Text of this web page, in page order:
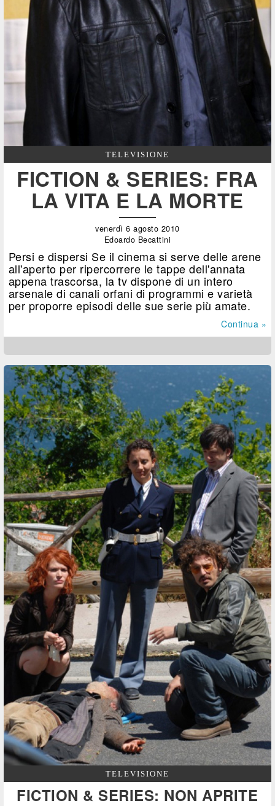
TELEVISIONE
FICTION & SERIES: FRA
LA VITA E LA MORTE
venerdì 6 agosto 2010
Edoardo Becattini
Persi e dispersi Se il cinema si serve delle arene
all'aperto per ripercorrere le tappe dell'annata
appena trascorsa, la tv dispone di un intero
arsenale di canali orfani di programmi e varietà
per proporre episodi delle sue serie più amate.
Continua »
TELEVISIONE
FICTION & SERIES: NON APRITE